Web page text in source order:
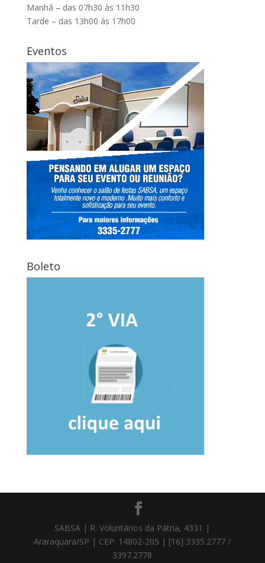
Manhã – das 07h30 às 11h30
Tarde – das 13h00 às 17h00
Eventos
Boleto
SABSA | R. Voluntários da Pátria, 4331 |
Araraquara/SP | CEP: 14802-205 | [16] 3335.2777 /
3397.2778